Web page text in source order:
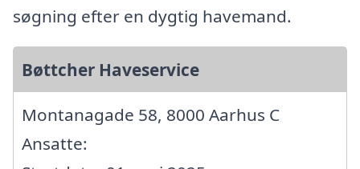
søgning efter en dygtig havemand.
Bøttcher Haveservice
Montanagade 58, 8000 Aarhus C
Ansatte: